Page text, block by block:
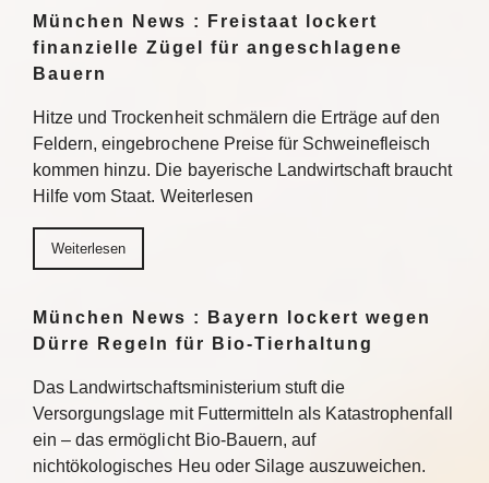
München News : Freistaat lockert
finanzielle Zügel für angeschlagene
Bauern
Hitze und Trockenheit schmälern die Erträge auf den
Feldern, eingebrochene Preise für Schweinefleisch
kommen hinzu. Die bayerische Landwirtschaft braucht
Hilfe vom Staat. Weiterlesen
Weiterlesen
München News : Bayern lockert wegen
Dürre Regeln für Bio-Tierhaltung
Das Landwirtschaftsministerium stuft die
Versorgungslage mit Futtermitteln als Katastrophenfall
ein – das ermöglicht Bio-Bauern, auf
nichtökologisches Heu oder Silage auszuweichen.